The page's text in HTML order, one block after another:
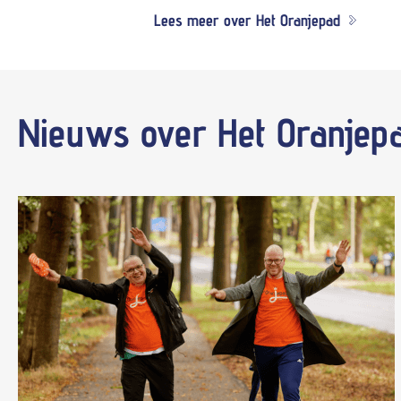
Lees meer over Het Oranjepad
Nieuws over Het